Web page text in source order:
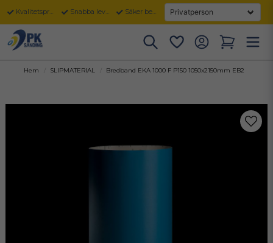
Kvalitetsprodukter Snabba leveranser Säker betalning
Hem SLIPMATERIAL Bredband EKA 1000 F P150 1050x2150mm EB2